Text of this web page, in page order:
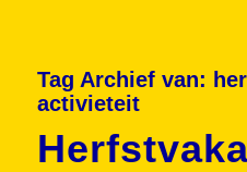
Tag Archief van:
activieteit